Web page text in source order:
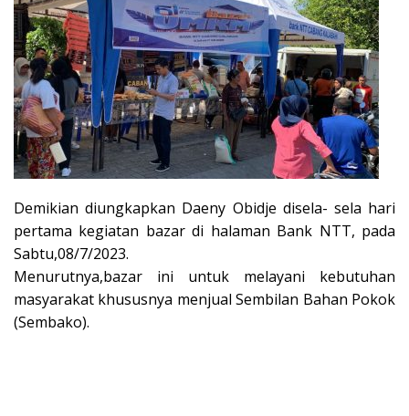
Demikian diungkapkan Daeny Obidje disela- sela hari
pertama kegiatan bazar di halaman Bank NTT, pada
Sabtu,08/7/2023.
Menurutnya,bazar ini untuk melayani kebutuhan
masyarakat khususnya menjual Sembilan Bahan Pokok
(Sembako).